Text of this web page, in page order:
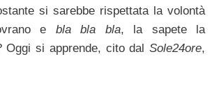
si sarebbe rispettata la volontà
e bla bla bla, la sapete la
Oggi si apprende, cito dal Sole24ore,